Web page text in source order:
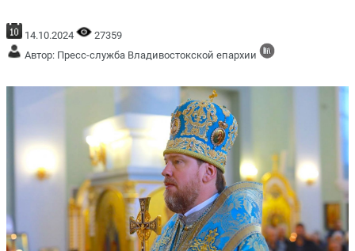
14.10.2024
27359
Автор: Пресс-служба Владивостокской епархии